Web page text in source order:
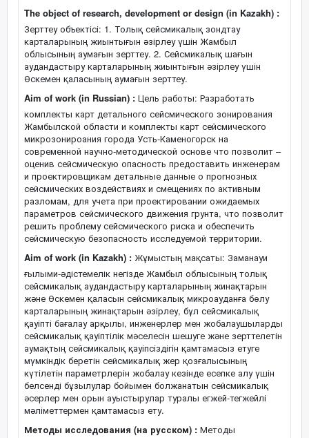
The object of research, development or design (in Kazakh) :
Зерттеу объектісі: 1. Толық сейсмикалық зондтау
карталарының жиынтығын әзірлеу үшін Жамбыл
облысының аумағын зерттеу. 2. Сейсмикалық шағын
аудандастыру карталарының жиынтығын әзірлеу үшін
Өскемен қаласының аумағын зерттеу.
Aim of work (in Russian) : Цель работы: Разработать
комплекты карт детального сейсмического зонирования
Жамбылской области и комплекты карт сейсмического
микрозонироания города Усть-Каменогорск на
современной научно-методической основе что позволит –
оценив сейсмическую опасность предоставить инженерам
и проектировщикам детальные данные о прогнозных
сейсмических воздействиях и смещениях по активным
разломам, для учета при проектировании ожидаемых
параметров сейсмического движения грунта, что позволит
решить проблему сейсмического риска и обеспечить
сейсмическую безопасность исследуемой территории.
Aim of work (in Kazakh) : Жұмыстың мақсаты: Заманауи
ғылыми-әдістемелік негізде Жамбыл облысының толық
сейсмикалық аудандастыру карталарының жинақтарын
және Өскемен қаласын сейсмикалық микроауданға бөлу
карталарының жинақтарын әзірлеу, бұл сейсмикалық
қауіпті бағалау арқылы, инженерлер мен жобалаушыларды
сейсмикалық қауіптілік мәселесін шешуге және зерттелетін
аумақтың сейсмикалық қауіпсіздігін қамтамасыз етуге
мүмкіндік беретін сейсмикалық жер қозғалысының
күтілетін параметрлерін жобалау кезінде есепке алу үшін
белсенді бұзылулар бойымен болжанатын сейсмикалық
әсерлер мен орын ауыстырулар туралы егжей-тегжейлі
мәліметтермен қамтамасыз ету.
Методы исследования (на русском) : Методы